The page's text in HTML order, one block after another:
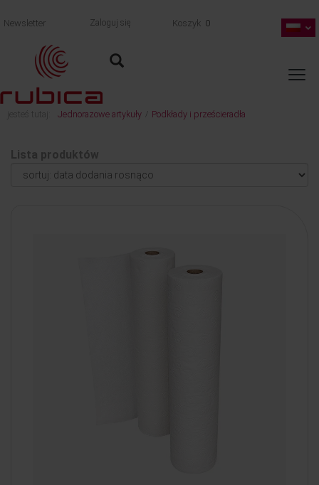
Newsletter Zaloguj się Koszyk 0
jesteś tutaj: Jednorazowe artykuły Podkłady i prześcieradła
Lista produktów